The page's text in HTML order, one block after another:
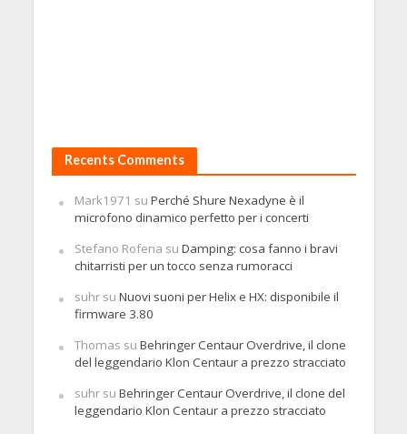
Recents Comments
Mark1971 su Perché Shure Nexadyne è il
microfono dinamico perfetto per i concerti
Stefano Rofena su Damping: cosa fanno i bravi
chitarristi per un tocco senza rumoracci
suhrsu Nuovi suoni per Helix e HX: disponibile il
firmware 3.80
Thomas su Behringer Centaur Overdrive, il clone
del leggendario Klon Centaur a prezzo stracciato
suhrsu Behringer Centaur Overdrive, il clone del
leggendario Klon Centaur a prezzo stracciato